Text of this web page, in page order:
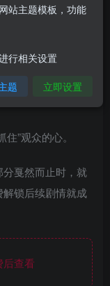
”观众的心。
戛然而止时，就
锁后续剧情就成
查看
站主题模板，功能
行相关设置
题 立即设置